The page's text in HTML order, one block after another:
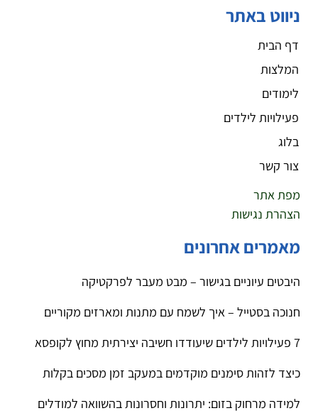
ניווט באתר
דף הבית
המלצות
לימודים
פעילויות לילדים
בלוג
צור קשר
מפת אתר
הצהרת נגישות
מאמרים אחרונים
היבטים עיוניים בגישור – מבט מעבר לפרקטיקה
חנוכה בסטייל – איך לשמח עם מתנות ומארזים מקוריים
7 פעילויות לילדים שיעודדו חשיבה יצירתית מחוץ לקופסא
כיצד לזהות סימנים מוקדמים במעקב זמן מסכים בקלות
למידה מרחוק בזום: יתרונות וחסרונות בהשוואה למודלים